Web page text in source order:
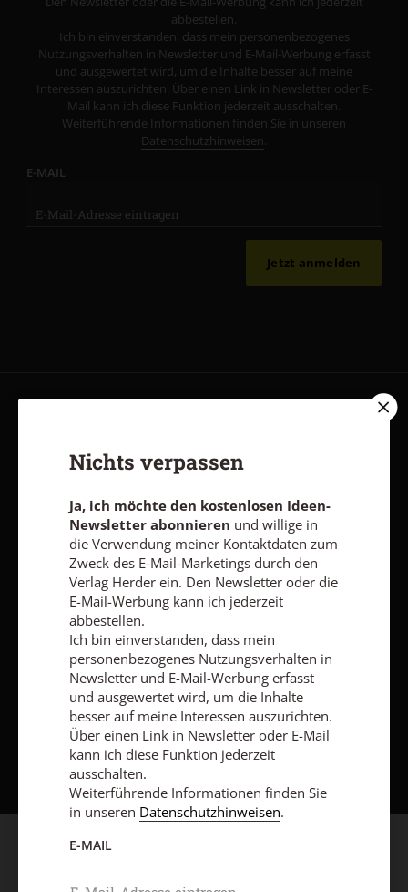
abbestellen.
Ich bin einverstanden, dass mein personenbezogenes
Nutzungsverhalten in Newsletter und E-Mail-Werbung erfasst
und ausgewertet wird, um die Inhalte besser auf meine
Interessen auszurichten. Über einen Link in Newsletter oder E-
Mail kann ich diese Funktion jederzeit ausschalten.
Weiterführende Informationen finden Sie in unseren
Datenschutzhinweisen
E-MAIL
Jetzt anmelden
Vertrag widerrufen Abo online kündigen
Nach oben
Nichts verpassen
Ja, ich möchte den kostenlosen Ideen-
Newsletter abonnieren und willige in
die Verwendung meiner Kontaktdaten zum
Zweck des E-Mail-Marketings durch den
Verlag Herder ein. Den Newsletter oder die
E-Mail-Werbung kann ich jederzeit
abbestellen.
Ich bin einverstanden, dass mein
personenbezogenes Nutzungsverhalten in
Newsletter und E-Mail-Werbung erfasst
und ausgewertet wird, um die Inhalte
besser auf meine Interessen auszurichten.
Über einen Link in Newsletter oder E-Mail
kann ich diese Funktion jederzeit
ausschalten.
Weiterführende Informationen finden Sie
in unseren Datenschutzhinweisen.
E-MAIL